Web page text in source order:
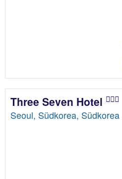
Three Seven Hotel
Seoul, Südkorea, Südkorea